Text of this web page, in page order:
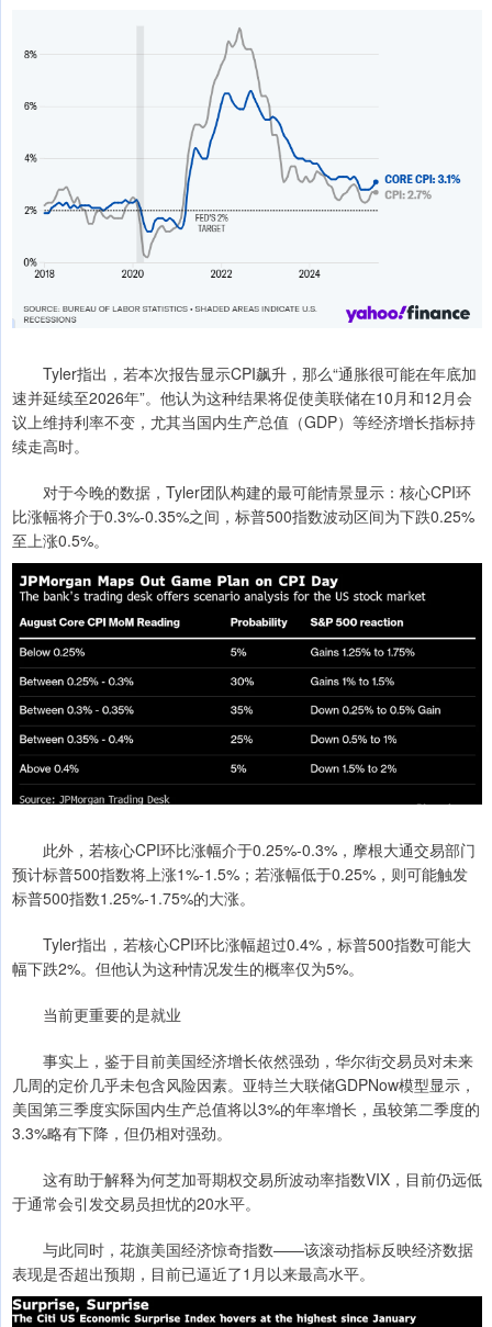
Tyler指出，若本次报告显示CPI飙升，那么“通胀很可能在年底加
速并延续至2026年”。他认为这种结果将促使美联储在10月和12月会
议上维持利率不变，尤其当国内生产总值（GDP）等经济增长指标持
续走高时。
对于今晚的数据，Tyler团队构建的最可能情景显示：核心CPI环
比涨幅将介于0.3%-0.35%之间，标普500指数波动区间为下跌0.25%
至上涨0.5%。
此外，若核心CPI环比涨幅介于0.25%-0.3%，摩根大通交易部门
预计标普500指数将上涨1%-1.5%；若涨幅低于0.25%，则可能触发
标普500指数1.25%-1.75%的大涨。
Tyler指出，若核心CPI环比涨幅超过0.4%，标普500指数可能大
幅下跌2%。但他认为这种情况发生的概率仅为5%。
当前更重要的是就业
事实上，鉴于目前美国经济增长依然强劲，华尔街交易员对未来
几周的定价几乎未包含风险因素。亚特兰大联储GDPNow模型显示，
美国第三季度实际国内生产总值将以3%的年率增长，虽较第二季度的
3.3%略有下降，但仍相对强劲。
这有助于解释为何芝加哥期权交易所波动率指数VIX，目前仍远低
于通常会引发交易员担忧的20水平。
与此同时，花旗美国经济惊奇指数——该滚动指标反映经济数据
表现是否超出预期，目前已逼近了1月以来最高水平。